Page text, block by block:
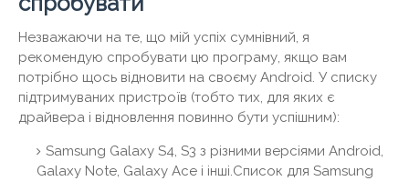
Незважаючи на те, що мій успіх сумнівний, я
рекомендую спробувати цю програму, якщо вам
потрібно щось відновити на своєму Android. У списку
підтримуваних пристроїв (тобто тих, для яких є
драйвера і відновлення повинно бути успішним):
Samsung Galaxy S4, S3 з різними версіями Android,
Galaxy Note, Galaxy Ace і інші.Список для Samsung